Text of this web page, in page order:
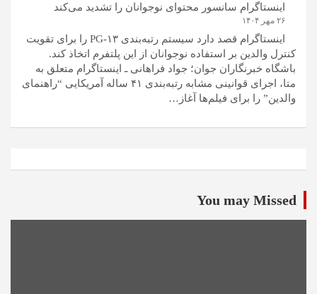
اینستاگرام سانسور محتوای نوجوانان را تشدید می‌کند
۲۶ مهر ۱۴۰۴
اینستاگرام قصد دارد سیستم رتبه‌بندی PG-۱۳ را برای تقویت
کنترل والدین بر استفاده نوجوانان از این پلتفرم اتخاذ کند.
باشگاه خبرنگاران جوان؛ جواد فراهانی ـ اینستاگرام متعلق به
متا، اجرای قوانینی مشابه رتبه‌بندی ۴۱ ساله آمریکایی “راهنمای
والدین” را برای فیلم‌ها آغاز…
You may Missed